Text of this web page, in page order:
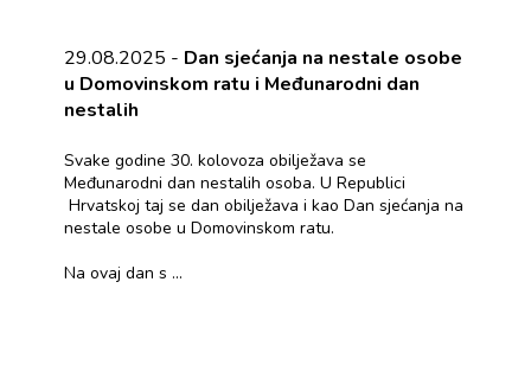
29.08.2025 - Dan sjećanja na nestale osobe
u Domovinskom ratu i Međunarodni dan
nestalih
Svake godine 30. kolovoza obilježava se
Međunarodni dan nestalih osoba. U Republici
Hrvatskoj taj se dan obilježava i kao Dan sjećanja na
nestale osobe u Domovinskom ratu.
Na ovaj dan s ...